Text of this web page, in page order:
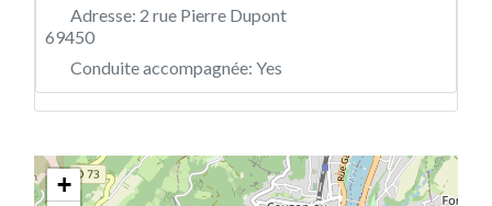
Adresse: 2 rue Pierre Dupont
69450
Conduite accompagnée: Yes
+